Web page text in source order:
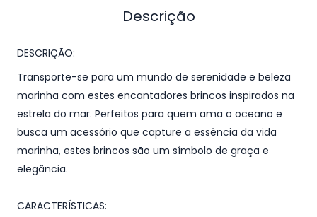
Descrição
DESCRIÇÃO:
Transporte-se para um mundo de serenidade e beleza
marinha com estes encantadores brincos inspirados na
estrela do mar. Perfeitos para quem ama o oceano e
busca um acessório que capture a essência da vida
marinha, estes brincos são um símbolo de graça e
elegância.
CARACTERÍSTICAS: